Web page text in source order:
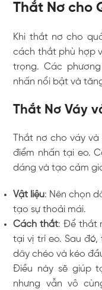
Thắt Nơ cho
Khi thắt nơ cho
cách thắt phù hợp
trọng. Các
nhấn nổi bật và
Thắt Nơ Váy
Thắt nơ cho váy
điểm nhấn tại eo.
dáng và tạo cảm
Vật liệu: Nên chọn
tạo sự thoải mái.
Cách thắt: Để thắt
tại vị trí eo. Sau
dây chéo và kéo
Điều này sẽ giúp
nhưng vẫn vô